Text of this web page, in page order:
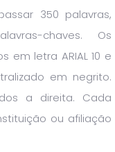
350 palavras,
chaves. Os
em letra ARIAL 10 e
em negrito.
a direita. Cada
ou afiliação